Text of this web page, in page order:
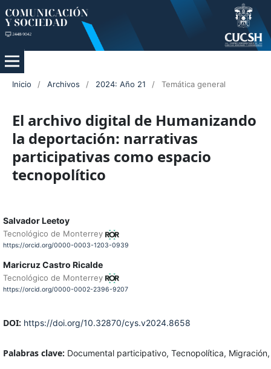
Inicio / Archivos / 2024: Año 21 / Temática general
El archivo digital de Humanizando
la deportación: narrativas
participativas como espacio
tecnopolítico
Salvador Leetoy
Tecnológico de Monterrey
https://orcid.org/0000-0003-1203-0939
Maricruz Castro Ricalde
Tecnológico de Monterrey
https://orcid.org/0000-0002-2396-9207
DOI: https://doi.org/10.32870/cys.v2024.8658
Palabras clave: Documental participativo, Tecnopolítica,